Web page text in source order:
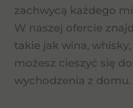
zachwycą każdego
W naszej ofercie
takie jak wina,
możesz cieszyć się
wychodzenia z